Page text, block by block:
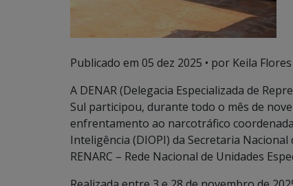
Publicado em 05 dez 2025 • por Keila Flores
A DENAR (Delegacia Especializada de
Sul participou, durante todo o mês de
enfrentamento ao narcotráfico
Inteligência (DIOPI) da Secretaria
RENARC – Rede Nacional de Unidades